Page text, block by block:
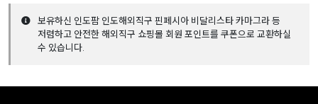
보유하신 인도팜 인도해외직구 핀페시아 비달리스타 카마그라 등
저렴하고 안전한 해외직구 쇼핑몰 회원 포인트를 쿠폰으로 교환하실
수 있습니다.